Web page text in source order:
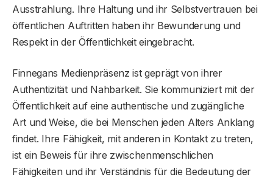
Ausstrahlung. Ihre Haltung und ihr Selbstvertrauen bei
öffentlichen Auftritten haben ihr Bewunderung und
Respekt in der Öffentlichkeit eingebracht.
Finnegans Medienpräsenz ist geprägt von ihrer
Authentizität und Nahbarkeit. Sie kommuniziert mit der
Öffentlichkeit auf eine authentische und zugängliche
Art und Weise, die bei Menschen jeden Alters Anklang
findet. Ihre Fähigkeit, mit anderen in Kontakt zu treten,
ist ein Beweis für ihre zwischenmenschlichen
Fähigkeiten und ihr Verständnis für die Bedeutung der